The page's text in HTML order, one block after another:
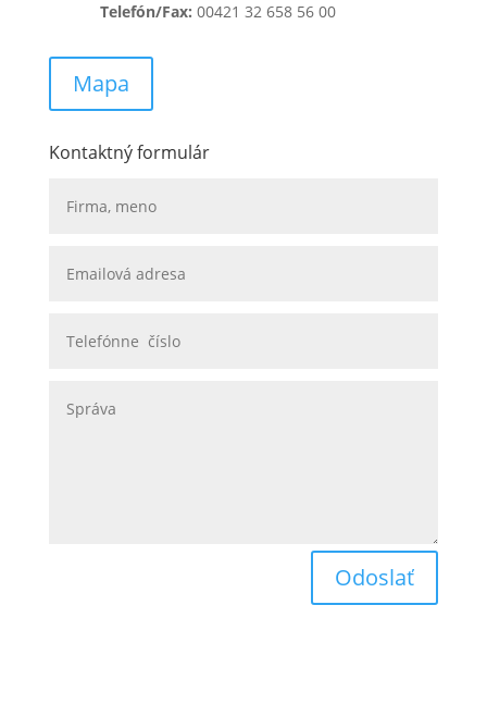
Telefón/Fax: 00421 32 658 56 00
Mapa
Kontaktný formulár
Odoslať